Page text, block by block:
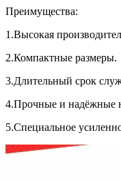
Преимущества:
1.Высокая
2.Компактные размеры.
3.Длительный срок
4.Прочные и надёжные
5.Специальное